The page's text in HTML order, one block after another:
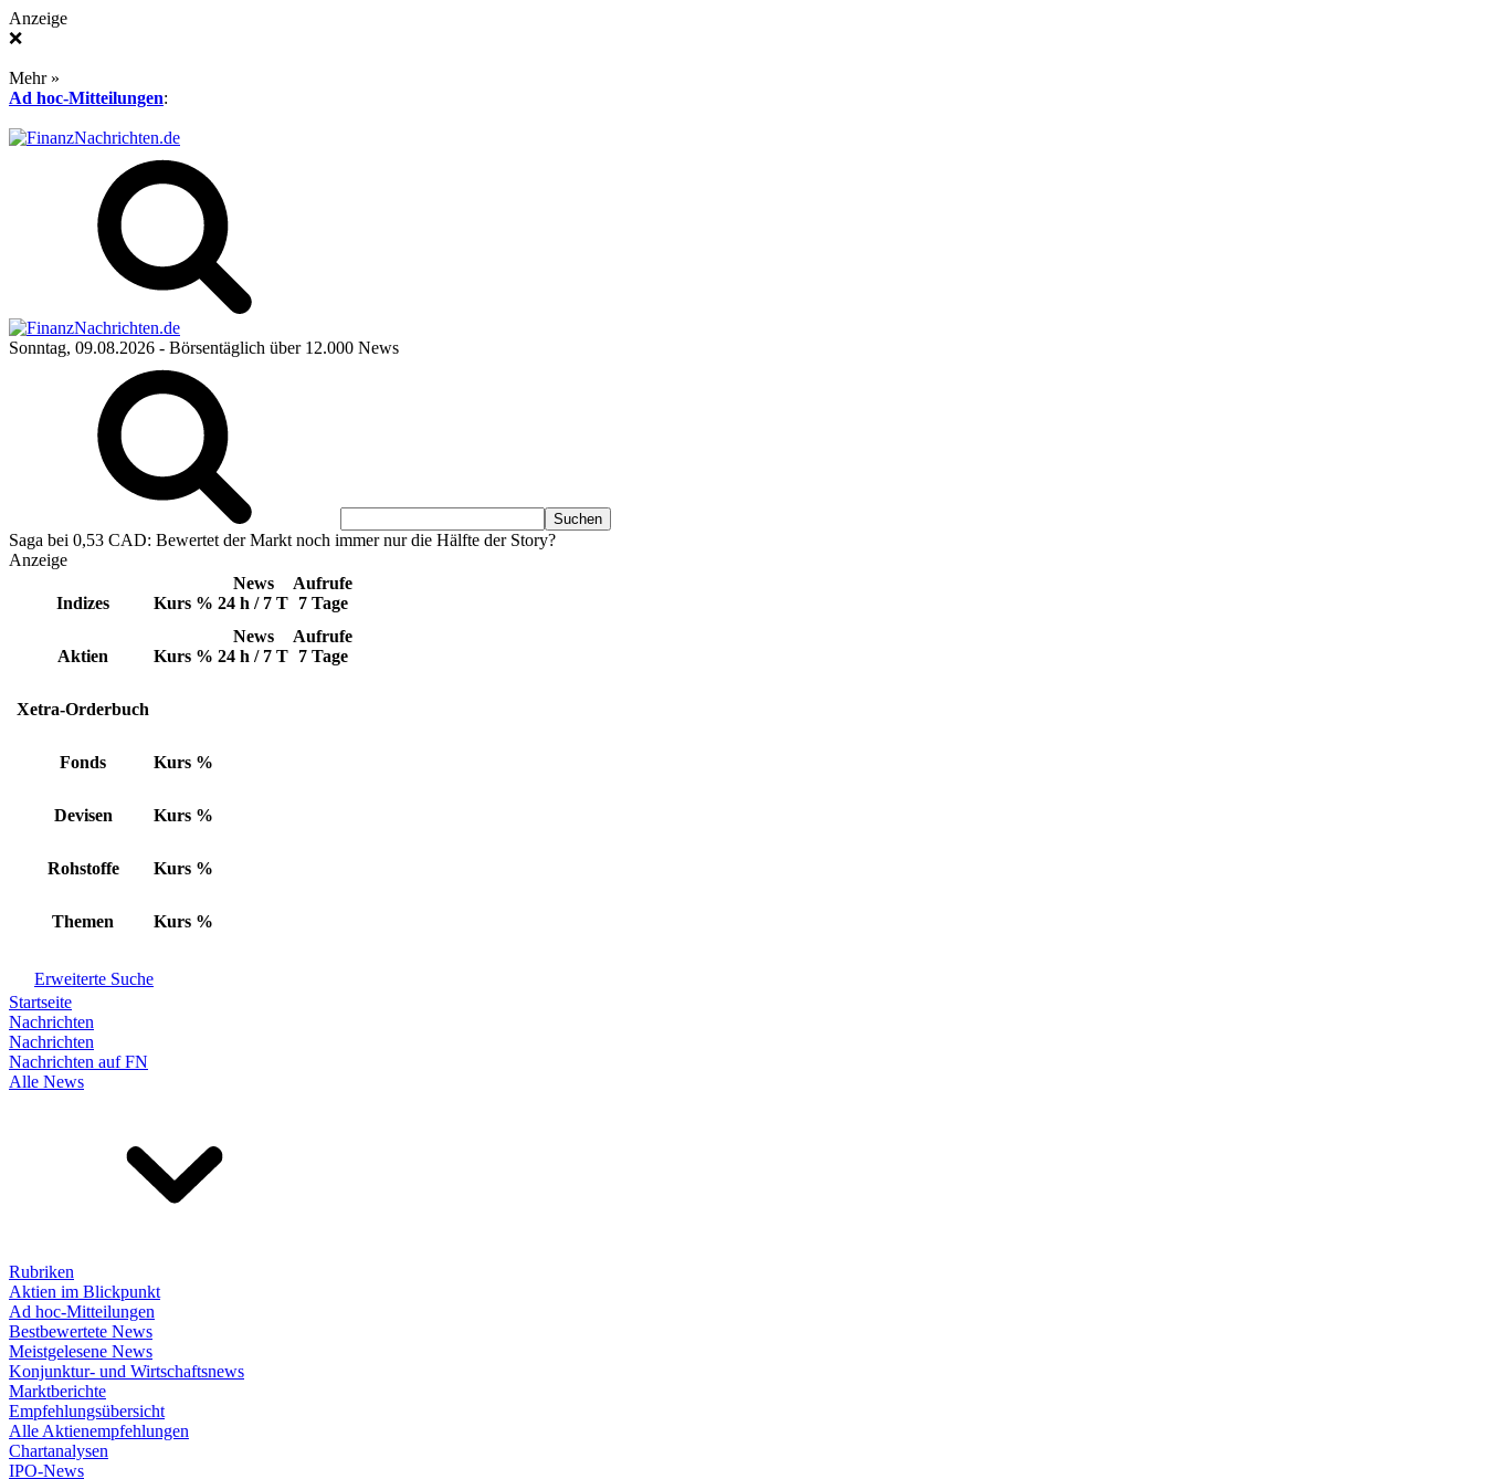
Anzeige
❌
Mehr »
Ad hoc-Mitteilungen:
Sonntag, 09.08.2026 - Börsentäglich über 12.000 News
Saga bei 0,53 CAD: Bewertet der Markt noch immer nur die Hälfte der Story?
Anzeige
Indizes Kurs %
News
24 h / 7 T
Aufrufe
7 Tage
Aktien Kurs %
News
24 h / 7 T
Aufrufe
7 Tage
Xetra-Orderbuch
Fonds Kurs %
Devisen Kurs %
Rohstoffe Kurs %
Themen Kurs %
Erweiterte Suche
Startseite
Nachrichten
Nachrichten
Nachrichten auf FN
Alle News
Rubriken
Aktien im Blickpunkt
Ad hoc-Mitteilungen
Bestbewertete News
Meistgelesene News
Konjunktur- und Wirtschaftsnews
Marktberichte
Empfehlungsübersicht
Alle Aktienempfehlungen
Chartanalysen
IPO-News